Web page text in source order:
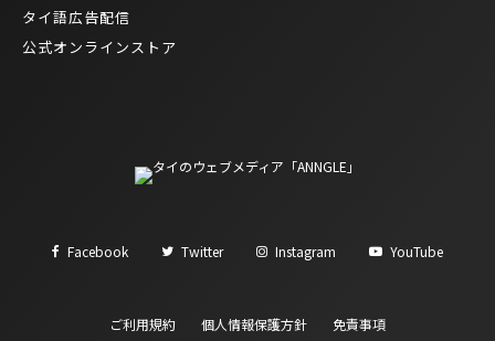
タイ語広告配信
公式オンラインストア
Facebook Twitter Instagram YouTube
ご利用規約 個人情報保護方針 免責事項